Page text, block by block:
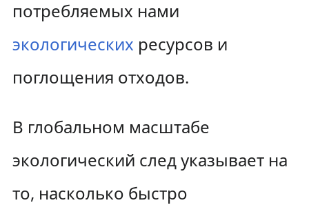
в
и
а
ц
и
и
с
у
потребляемых нами
экологических ресурсов и
поглощения отходов.
В глобальном масштабе
экологический след указывает на
то, насколько быстро